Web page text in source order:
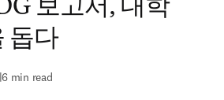
보고서, 대학
돕다
6 min read